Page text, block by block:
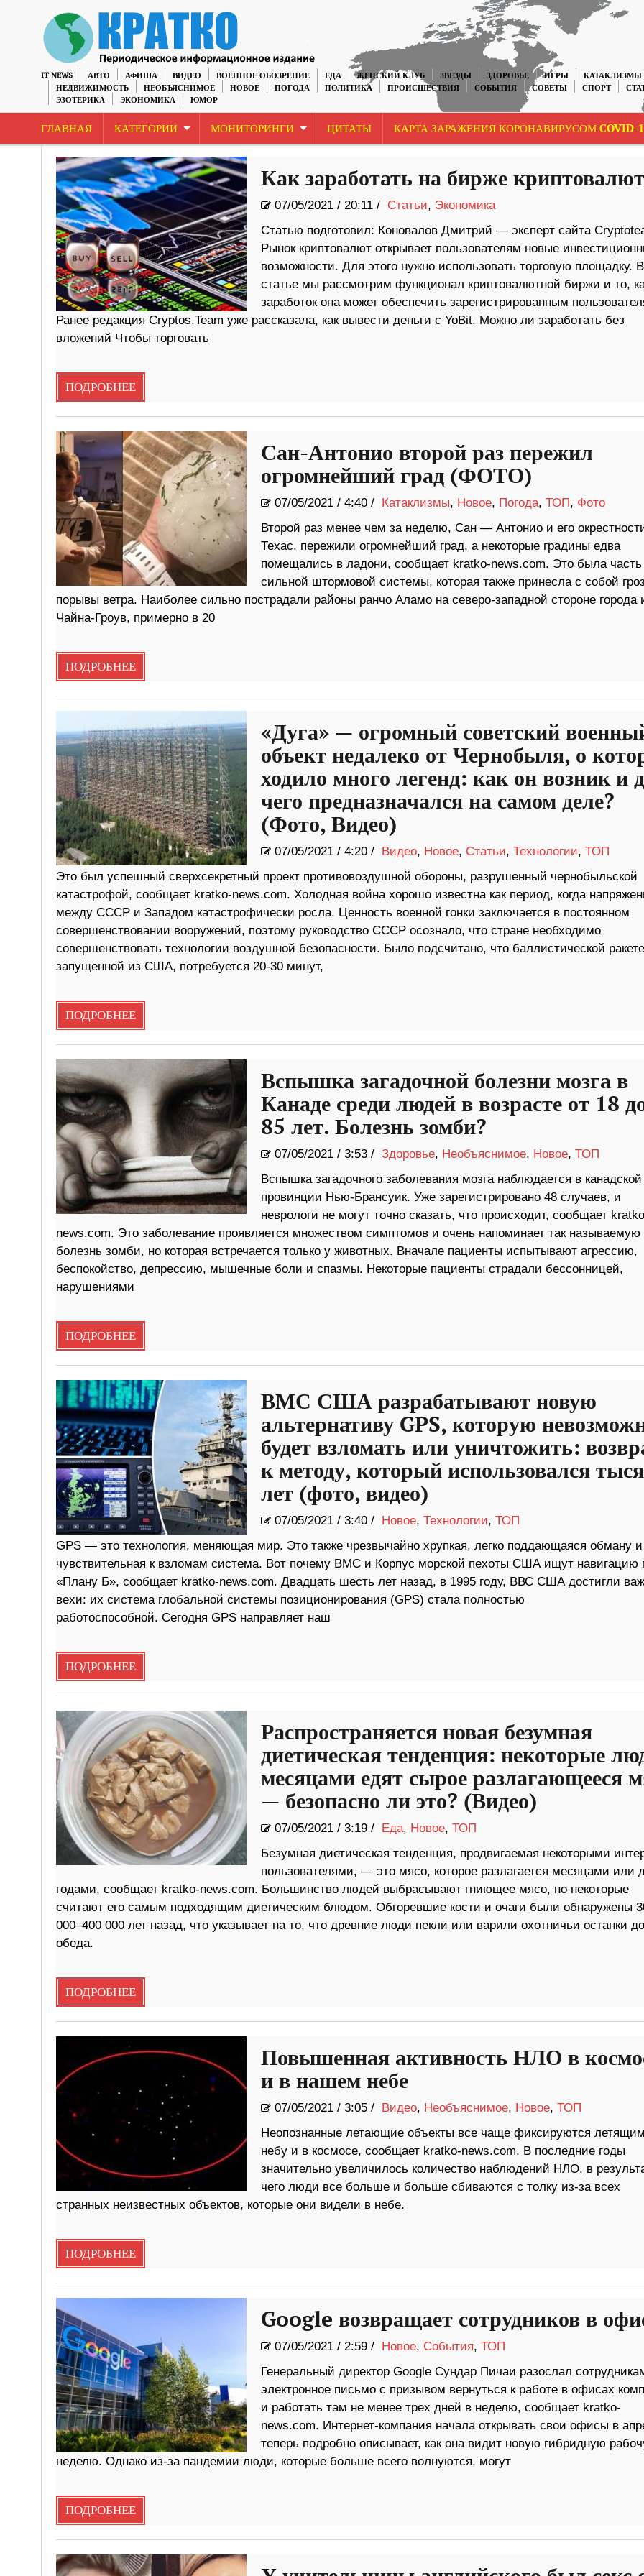
IT NEWS АВТО АФИША ВИДЕО ВОЕННОЕ ОБОЗРЕНИЕ ЕДА ЖЕНСКИЙ КЛУБ ЗВЕЗДЫ ЗДОРОВЬЕ ИГРЫ
КАТАКЛИЗМЫ
НЕДВИЖИМОСТЬ
НЕОБЪЯСНИМОЕ НОВОЕ ПОГОДА ПОЛИТИКА ПРОИСШЕСТВИЯ СОБЫТИЯ СОВЕТЫ СПОРТ
ЭЗОТЕРИКА
ЭКОНОМИКА ЮМОР
ГЛАВНАЯ КАТЕГОРИИ МОНИТОРИНГИ ЦИТАТЫ КАРТА ЗАРАЖЕНИЯ КОРОНАВИРУСОМ COVID-
Как заработать на бирже криптовалют
07/05/2021/ 20:11 / Статьи, Экономика
Статью подготовил: Коновалов Дмитрий — эксперт сайта
Рынок криптовалют открывает пользователям новые
возможности. Для этого нужно использовать торговую площадку.
статье мы рассмотрим функционал криптовалютной биржи и то,
заработок она может обеспечить зарегистрированным
Ранее редакция Cryptos.Team уже рассказала, как вывести деньги с YoBit. Можно ли заработать без
вложений Чтобы торговать
ПОДРОБНЕЕ
Сан-Антонио второй раз пережил
огромнейший град (ФОТО)
07/05/2021/ 4:40 / Катаклизмы, Новое, Погода, ТОП, Фото
Второй раз менее чем за неделю, Сан — Антонио и его
Техас, пережили огромнейший град, а некоторые градины едва
помещались в ладони, сообщает kratko-news.com. Это была часть
сильной штормовой системы, которая также принесла с собой
порывы ветра. Наиболее сильно пострадали районы ранчо Аламо на северо-западной стороне города
Чайна-Гроув, примерно в 20
ПОДРОБНЕЕ
«Дуга» — огромный советский
объект недалеко от Чернобыля, о
ходило много легенд: как он возник и
чего предназначался на самом деле?
(Фото, Видео)
07/05/2021/ 4:20 / Видео, Новое, Статьи, Технологии, ТОП
Это был успешный сверхсекретный проект противовоздушной обороны, разрушенный чернобыльской
катастрофой, сообщает kratko-news.com. Холодная война хорошо известна как период, когда
между СССР и Западом катастрофически росла. Ценность военной гонки заключается в постоянном
совершенствовании вооружений, поэтому руководство СССР осознало, что стране необходимо
совершенствовать технологии воздушной безопасности. Было подсчитано, что баллистической
запущенной из США, потребуется 20-30 минут,
ПОДРОБНЕЕ
Вспышка загадочной болезни мозга в
Канаде среди людей в возрасте от 18
85 лет. Болезнь зомби?
07/05/2021/ 3:53 / Здоровье, Необъяснимое, Новое, ТОП
Вспышка загадочного заболевания мозга наблюдается в канадской
провинции Нью-Брансуик. Уже зарегистрировано 48 случаев, и
неврологи не могут точно сказать, что происходит, сообщает
news.com. Это заболевание проявляется множеством симптомов и очень напоминает так называемую
болезнь зомби, но которая встречается только у животных. Вначале пациенты испытывают агрессию,
беспокойство, депрессию, мышечные боли и спазмы. Некоторые пациенты страдали бессонницей,
нарушениями
ПОДРОБНЕЕ
ВМС США разрабатывают новую
альтернативу GPS, которую
будет взломать или уничтожить:
к методу, который использовался
лет (фото, видео)
07/05/2021/ 3:40 / Новое, Технологии, ТОП
GPS — это технология, меняющая мир. Это также чрезвычайно хрупкая, легко поддающаяся обману и
чувствительная к взломам система. Вот почему ВМС и Корпус морской пехоты США ищут навигацию
«Плану Б», сообщает kratko-news.com. Двадцать шесть лет назад, в 1995 году, ВВС США достигли
вехи: их система глобальной системы позиционирования (GPS) стала полностью
работоспособной. Сегодня GPS направляет наш
ПОДРОБНЕЕ
Распространяется новая безумная
диетическая тенденция: некоторые
месяцами едят сырое разлагающееся
— безопасно ли это? (Видео)
07/05/2021/ 3:19 / Еда, Новое, ТОП
Безумная диетическая тенденция, продвигаемая некоторыми
пользователями, — это мясо, которое разлагается месяцами или
годами, сообщает kratko-news.com. Большинство людей выбрасывают гниющее мясо, но некоторые
считают его самым подходящим диетическим блюдом. Обгоревшие кости и очаги были обнаружены
000–400 000 лет назад, что указывает на то, что древние люди пекли или варили охотничьи останки до
обеда.
ПОДРОБНЕЕ
Повышенная активность НЛО в
и в нашем небе
07/05/2021/ 3:05 / Видео, Необъяснимое, Новое, ТОП
Неопознанные летающие объекты все чаще фиксируются
небу и в космосе, сообщает kratko-news.com. В последние годы
значительно увеличилось количество наблюдений НЛО, в
чего люди все больше и больше сбиваются с толку из-за всех
странных неизвестных объектов, которые они видели в небе.
ПОДРОБНЕЕ
Google возвращает сотрудников в
07/05/2021/ 2:59 / Новое, События, ТОП
Генеральный директор Google Сундар Пичаи разослал
электронное письмо с призывом вернуться к работе в офисах
и работать там не менее трех дней в неделю, сообщает kratko-
news.com. Интернет-компания начала открывать свои офисы в
теперь подробно описывает, как она видит новую гибридную
неделю. Однако из-за пандемии люди, которые больше всего волнуются, могут
ПОДРОБНЕЕ